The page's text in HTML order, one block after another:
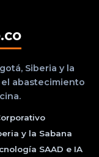
Siberia y la
el abastecimiento
y la Sabana
SAAD e IA